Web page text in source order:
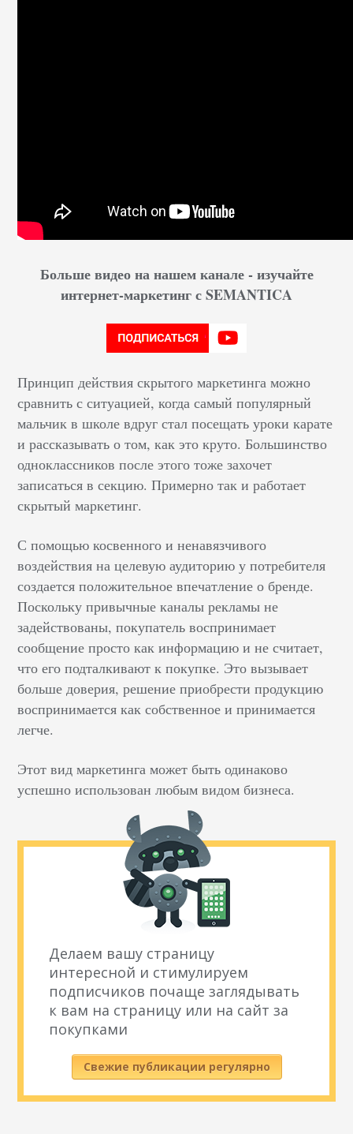
Больше видео на нашем канале - изучайте
интернет-маркетинг с SEMANTICA
Принцип действия скрытого маркетинга можно
сравнить с ситуацией, когда самый популярный
мальчик в школе вдруг стал посещать уроки карате
и рассказывать о том, как это круто. Большинство
одноклассников после этого тоже захочет
записаться в секцию. Примерно так и работает
скрытый маркетинг.
С помощью косвенного и ненавязчивого
воздействия на целевую аудиторию у потребителя
создается положительное впечатление о бренде.
Поскольку привычные каналы рекламы не
задействованы, покупатель воспринимает
сообщение просто как информацию и не считает,
что его подталкивают к покупке. Это вызывает
больше доверия, решение приобрести продукцию
воспринимается как собственное и принимается
легче.
Этот вид маркетинга может быть одинаково
успешно использован любым видом бизнеса.
Делаем вашу страницу
интересной и стимулируем
подписчиков почаще заглядывать
к вам на страницу или на сайт за
покупками
Свежие публикации регулярно